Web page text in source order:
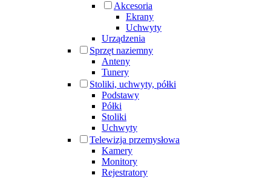
Akcesoria
Ekrany
Uchwyty
Urządzenia
Sprzęt naziemny
Anteny
Tunery
Stoliki, uchwyty, półki
Podstawy
Półki
Stoliki
Uchwyty
Telewizja przemysłowa
Kamery
Monitory
Rejestratory